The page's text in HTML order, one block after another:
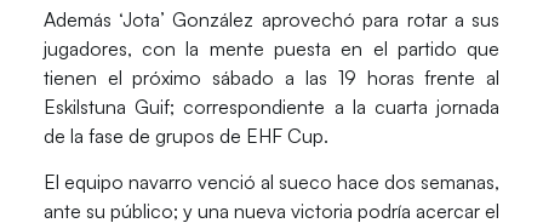
Además ‘Jota’ González aprovechó para rotar a sus
jugadores, con la mente puesta en el partido que
tienen el próximo sábado a las 19 horas frente al
Eskilstuna Guif;correspondiente a la cuarta jornada
de la fase de grupos de EHF Cup.
El equipo navarro venció al sueco hace dos semanas,
ante su público; y una nueva victoria podría acercar el